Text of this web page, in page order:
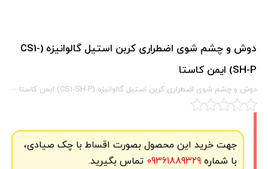
دوش و چشم شوی اضطراری کربن استیل گالوانیزه (CS1-
SH-P) ایمن کاستا
دوش و چشم شوی اضطراری کربن استیل گالوانیزه (CS1-SH-P) ایمن کاستا
جهت خرید این محصول بصورت اقساط با چک صیادی،
با شماره09361889329 تماس بگیرید.